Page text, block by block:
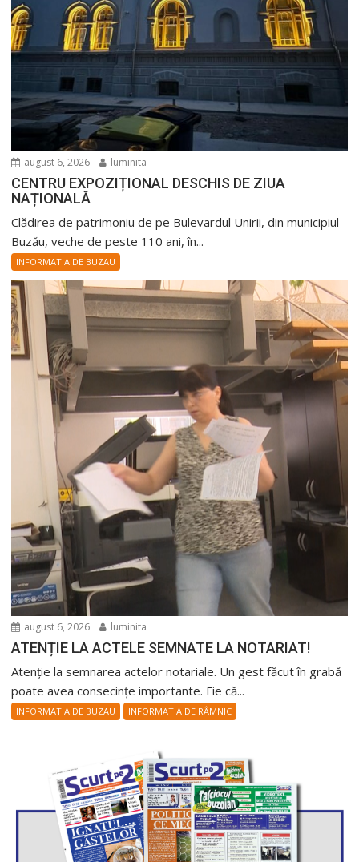
august 6, 2026 luminita
CENTRU EXPOZIȚIONAL DESCHIS DE ZIUA
NAȚIONALĂ
Clădirea de patrimoniu de pe Bulevardul Unirii, din municipiul
Buzău, veche de peste 110 ani, în...
INFORMATIA DE BUZAU
august 6, 2026 luminita
ATENȚIE LA ACTELE SEMNATE LA NOTARIAT!
Atenție la semnarea actelor notariale. Un gest făcut în grabă
poate avea consecințe importante. Fie că...
INFORMATIA DE BUZAU INFORMATIA DE RÂMNIC